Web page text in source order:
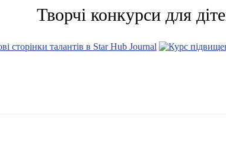
Творчі конкурси для